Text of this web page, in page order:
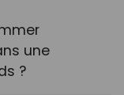
une
?